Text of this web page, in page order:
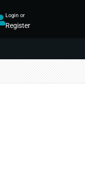
Login or
Register